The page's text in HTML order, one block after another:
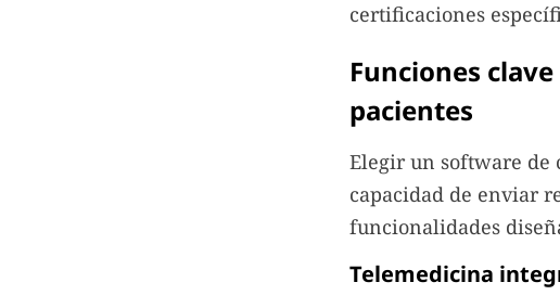
certificaciones
Funciones
pacientes
Elegir un software de
capacidad de enviar
funcionalidades
Telemedicina